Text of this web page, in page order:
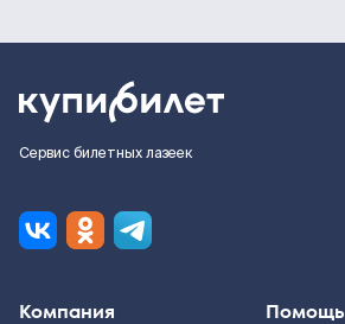
Сервис билетных лазеек
Компания Помощь